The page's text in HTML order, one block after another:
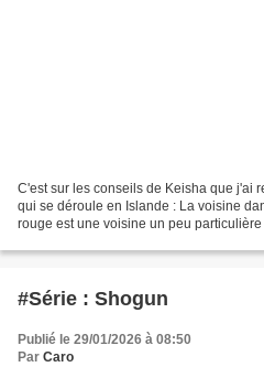
C'est sur les conseils de Keisha que j'ai
qui se déroule en Islande : La voisine
rouge est une voisine un peu
#Série : Shogun
Publié le 29/01/2026 à 08:50
Par Caro